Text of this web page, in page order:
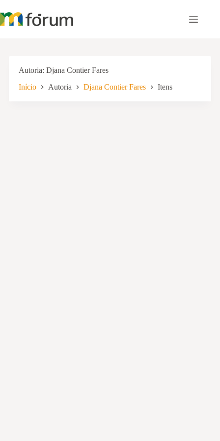
para
o
Autoria Djana Contier Fares
Início Autoria Djana Contier Fares Itens